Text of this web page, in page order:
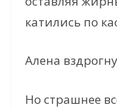
катились по
Алена
Но страшнее